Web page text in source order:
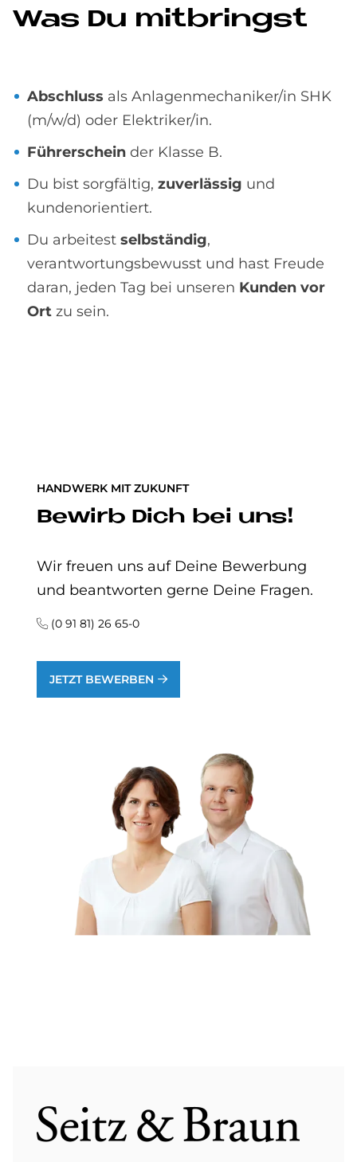
Was Du mit­bringst
Abschluss als Anlagenmechaniker/in SHK
(m/w/d) oder Elektriker/in.
Führerschein der Klasse B.
Du bist sorgfältig, zuverlässig und
kundenorientiert.
Du arbeitest selbständig,
verantwortungsbewusst und hast Freude
daran, jeden Tag bei unseren Kunden vor
Ort zu sein.
HANDWERK MIT ZUKUNFT
Be­wirb Dich bei uns!
Wir freuen uns auf Deine Bewerbung
und beantworten gerne Deine Fragen.
(0 91 81) 26 65-0
JETZT BEWERBEN